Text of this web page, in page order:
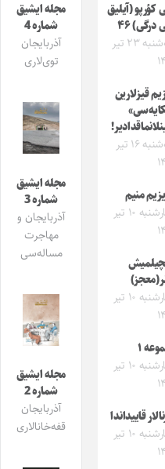
کؤرپو (آیلیق
درگی) ۴۶
سه‌شنبه ۲۳ تیر
قیزلارین
سه‌شنبه ۱۶ تیر
منیم
چهارشنبه ۱۰ تیر
چهارشنبه ۱۰ تیر
۱
چهارشنبه ۱۰ تیر
قاییداندا
چهارشنبه ۱۰ تیر
مجله ایشیق
شماره 4
آذربایجان
توی‌لاری
مجله ایشیق
شماره 3
آذربایجان و
مهاجرت
مساله‌سی
مجله ایشیق
شماره 2
آذربایجان
قفه‌خانالاری